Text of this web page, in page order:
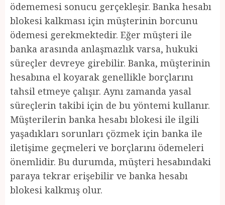
ödememesi sonucu gerçekleşir. Banka hesabı
blokesi kalkması için müşterinin borcunu
ödemesi gerekmektedir. Eğer müşteri ile
banka arasında anlaşmazlık varsa, hukuki
süreçler devreye girebilir. Banka, müşterinin
hesabına el koyarak genellikle borçlarını
tahsil etmeye çalışır. Aynı zamanda yasal
süreçlerin takibi için de bu yöntemi kullanır.
Müşterilerin banka hesabı blokesi ile ilgili
yaşadıkları sorunları çözmek için banka ile
iletişime geçmeleri ve borçlarını ödemeleri
önemlidir. Bu durumda, müşteri hesabındaki
paraya tekrar erişebilir ve banka hesabı
blokesi kalkmış olur.